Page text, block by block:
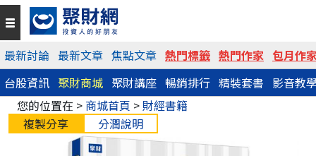
最新討論 最新文章 焦點文章 熱門標籤 熱門作家 包月作
台股資訊 聚財商城 聚財講座 暢銷排行 精裝套書 影音教
您的位置在 > 商城首頁 > 財經書籍
複製分享
分潤說明